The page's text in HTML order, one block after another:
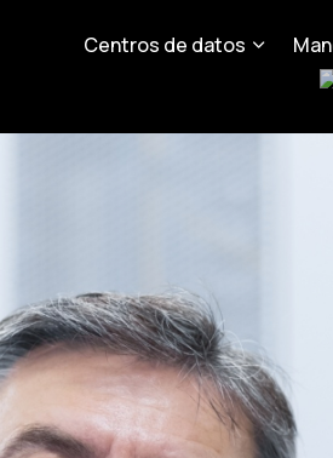
Centros de datos